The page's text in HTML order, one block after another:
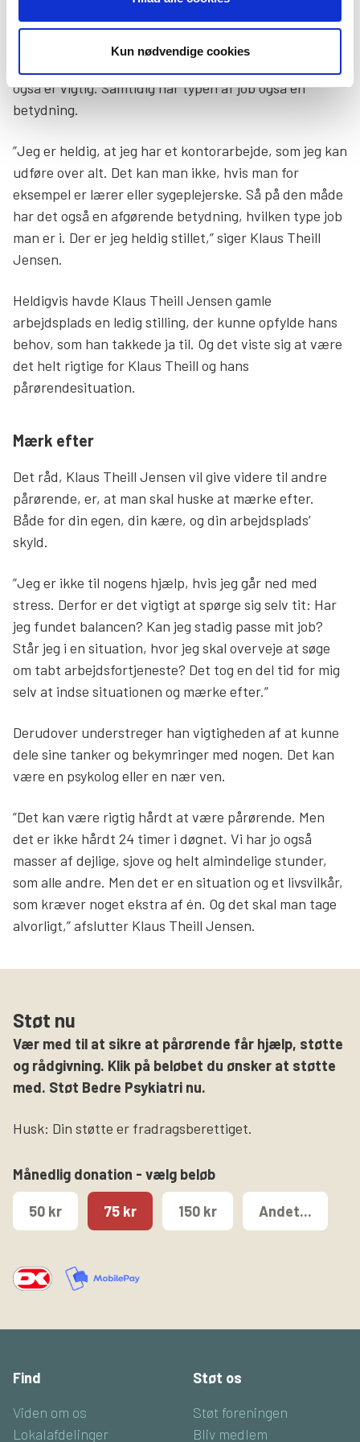
Kun nødvendige cookies
Klaus Theill Jensen er meget ærlig om sin
pårørendesituation over for begge arbejdspladser, og
også er vigtig. Samtidig har typen af job også en
betydning.
”Jeg er heldig, at jeg har et kontorarbejde, som jeg kan
udføre over alt. Det kan man ikke, hvis man for
eksempel er lærer eller sygeplejerske. Så på den måde
har det også en afgørende betydning, hvilken type job
man er i. Der er jeg heldig stillet,” siger Klaus Theill
Jensen.
Heldigvis havde Klaus Theill Jensen gamle
arbejdsplads en ledig stilling, der kunne opfylde hans
behov, som han takkede ja til. Og det viste sig at være
det helt rigtige for Klaus Theill og hans
pårørendesituation.
Mærk efter
Det råd, Klaus Theill Jensen vil give videre til andre
pårørende, er, at man skal huske at mærke efter.
Både for din egen, din kære, og din arbejdsplads’
skyld.
”Jeg er ikke til nogens hjælp, hvis jeg går ned med
stress. Derfor er det vigtigt at spørge sig selv tit: Har
jeg fundet balancen? Kan jeg stadig passe mit job?
Står jeg i en situation, hvor jeg skal overveje at søge
om tabt arbejdsfortjeneste? Det tog en del tid for mig
selv at indse situationen og mærke efter.”
Derudover understreger han vigtigheden af at kunne
dele sine tanker og bekymringer med nogen. Det kan
være en psykolog eller en nær ven.
”Det kan være rigtig hårdt at være pårørende. Men
det er ikke hårdt 24 timer i døgnet. Vi har jo også
masser af dejlige, sjove og helt almindelige stunder,
som alle andre. Men det er en situation og et livsvilkår,
som kræver noget ekstra af én. Og det skal man tage
alvorligt,” afslutter Klaus Theill Jensen.
Støt nu
Vær med til at sikre at pårørende får hjælp, støtte
og rådgivning. Klik på beløbet du ønsker at støtte
med. Støt Bedre Psykiatri nu.
Husk: Din støtte er fradragsberettiget.
Månedlig donation - vælg beløb
50 kr 75 kr 150 kr Andet...
Find
Viden om os
Lokalafdelinger
Støt os
Støt foreningen
Bliv medlem